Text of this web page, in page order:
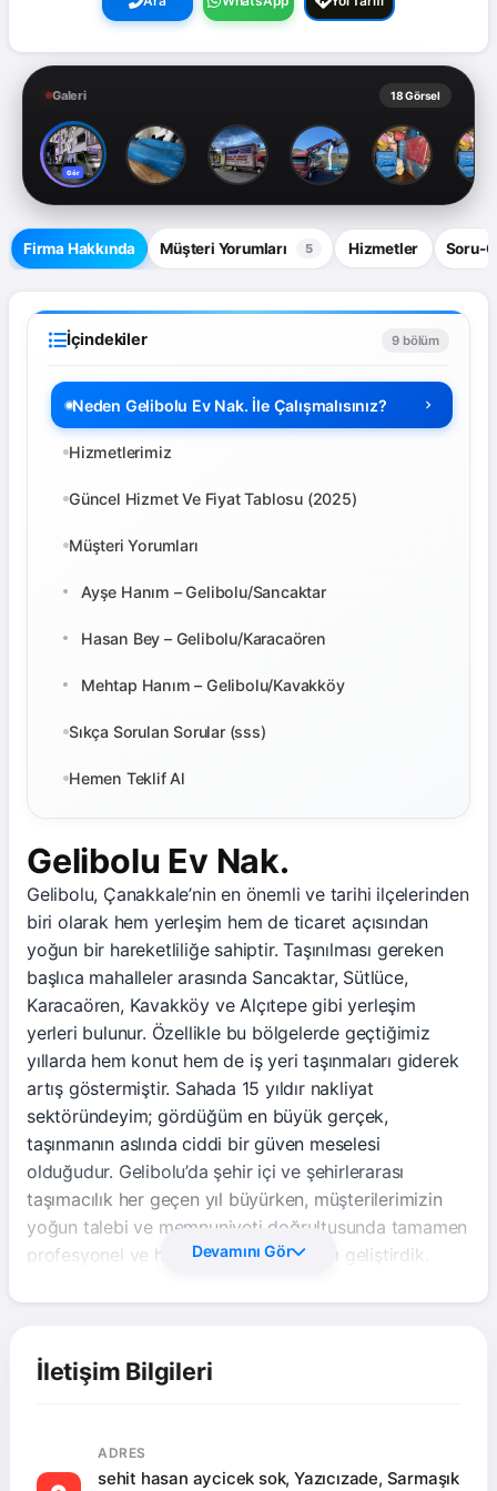
Galeri 18 Görsel
Gör
Firma Hakkında Müşteri Yorumları 5 Hizmetler Soru-
İçindekiler 9 bölüm
Neden Gelibolu Ev Nak. İle Çalışmalısınız?
Hizmetlerimiz
Güncel Hizmet Ve Fiyat Tablosu (2025)
Müşteri Yorumları
Ayşe Hanım – Gelibolu/Sancaktar
Hasan Bey – Gelibolu/Karacaören
Mehtap Hanım – Gelibolu/Kavakköy
Sıkça Sorulan Sorular (sss)
Hemen Teklif Al
Gelibolu Ev Nak.
Gelibolu, Çanakkale’nin en önemli ve tarihi ilçelerinden
biri olarak hem yerleşim hem de ticaret açısından
yoğun bir hareketliliğe sahiptir. Taşınılması gereken
başlıca mahalleler arasında Sancaktar, Sütlüce,
Karacaören, Kavakköy ve Alçıtepe gibi yerleşim
yerleri bulunur. Özellikle bu bölgelerde geçtiğimiz
yıllarda hem konut hem de iş yeri taşınmaları giderek
artış göstermiştir. Sahada 15 yıldır nakliyat
sektöründeyim; gördüğüm en büyük gerçek,
taşınmanın aslında ciddi bir güven meselesi
olduğudur. Gelibolu’da şehir içi ve şehirlerarası
taşımacılık her geçen yıl büyürken, müşterilerimizin
yoğun talebi ve memnuniyeti doğrultusunda tamamen
profesyonel ve hızlı bir hizmet anlayışı geliştirdik.
lojistik çözümler sunuyoruz. Taşınma sürecinizde
büyük önceliğimiz. Sahada şunu gördüm ki; en çok
değer verilen şey, işinin ehli ekip ve kullanılacak doğru
Devamını Gör
İletişim Bilgileri
ADRES
sehit hasan aycicek sok, Yazıcızade, Sarmaşık